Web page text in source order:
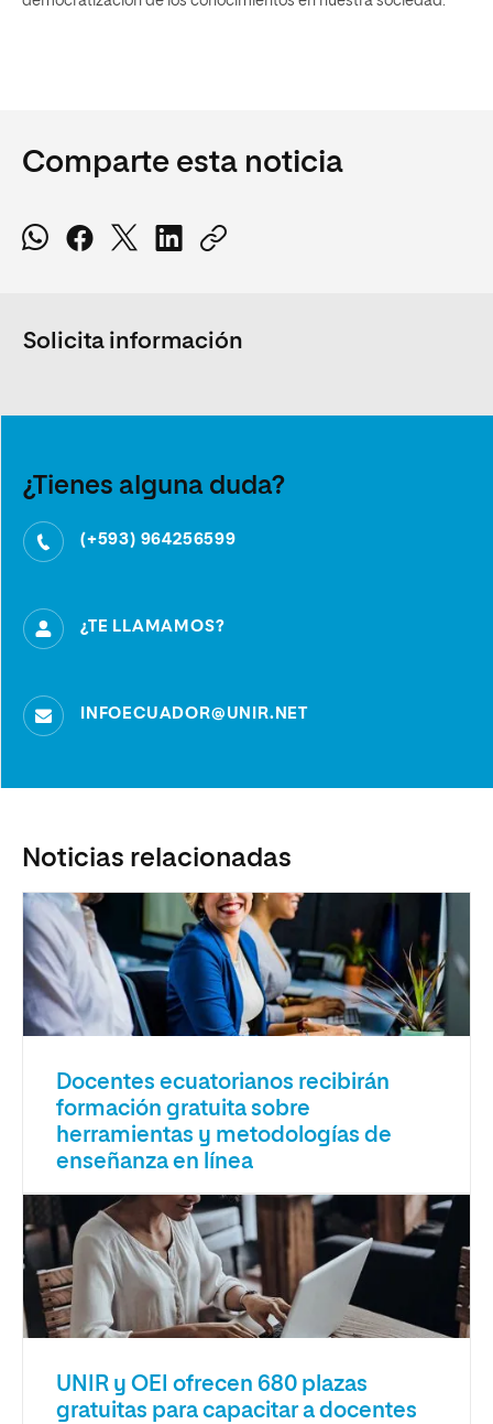
Comparte esta noticia
Solicita información
¿Tienes alguna duda?
(+593) 964256599
¿TE LLAMAMOS?
INFOECUADOR@UNIR.NET
Noticias relacionadas
Docentes ecuatorianos recibirán
formación gratuita sobre
herramientas y metodologías de
enseñanza en línea
UNIR y OEI ofrecen 680 plazas
gratuitas para capacitar a docentes